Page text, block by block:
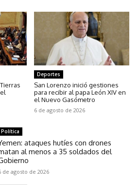
Deportes
San Lorenzo inició gestiones
para recibir al papa León XIV en
el Nuevo Gasómetro
6 de agosto de 2026
Política
ataques hutíes con drones
al menos a 35 soldados del
de agosto de 2026